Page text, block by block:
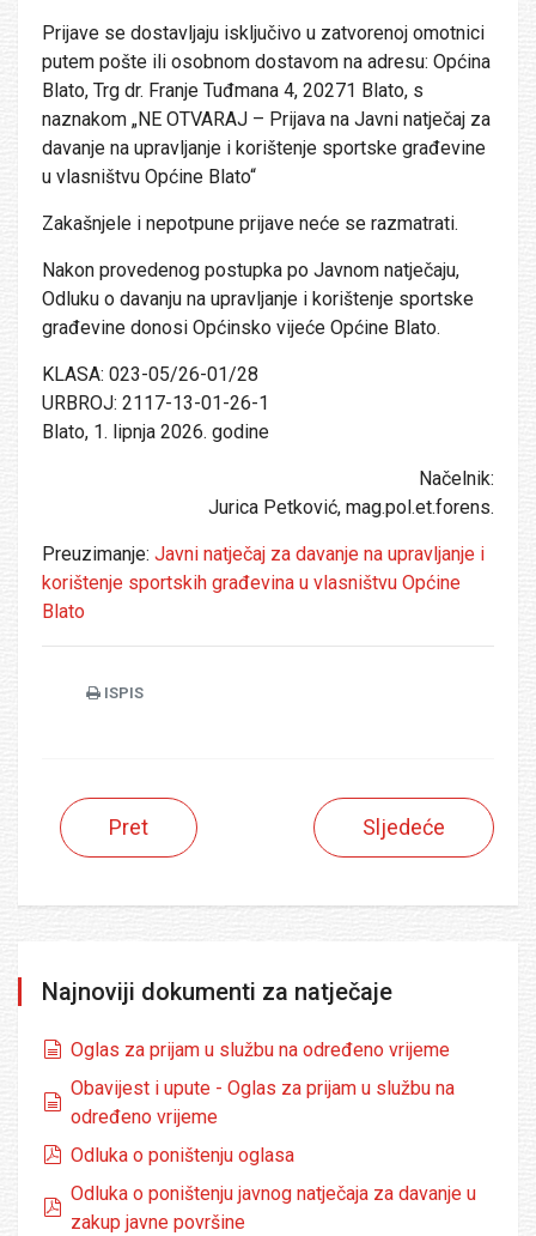
Prijave se dostavljaju isključivo u zatvorenoj omotnici
putem pošte ili osobnom dostavom na adresu: Općina
Blato, Trg dr. Franje Tuđmana 4, 20271 Blato, s
naznakom „NE OTVARAJ – Prijava na Javni natječaj za
davanje na upravljanje i korištenje sportske građevine
u vlasništvu Općine Blato“
Zakašnjele i nepotpune prijave neće se razmatrati.
Nakon provedenog postupka po Javnom natječaju,
Odluku o davanju na upravljanje i korištenje sportske
građevine donosi Općinsko vijeće Općine Blato.
KLASA: 023-05/26-01/28
URBROJ: 2117-13-01-26-1
Blato, 1. lipnja 2026. godine
Načelnik:
Jurica Petković, mag.pol.et.forens.
Preuzimanje: Javni natječaj za davanje na upravljanje i
korištenje sportskih građevina u vlasništvu Općine
Blato
ISPIS
Pret Sljedeće
Najnoviji dokumenti za natječaje
dokumenti
Oglas za prijam u službu na određeno vrijeme
dokumenti
Obavijest i upute - Oglas za prijam u službu na
određeno vrijeme
pdf
Odluka o poništenju oglasa
pdf
Odluka o poništenju javnog natječaja za davanje u
zakup javne površine